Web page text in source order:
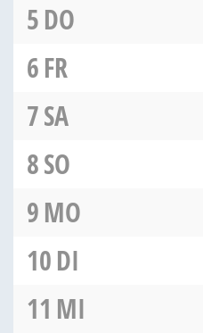
5DO
6FR
7SA
8SO
9MO
10DI
11 MI